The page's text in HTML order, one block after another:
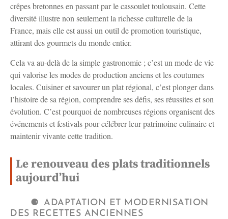
crêpes bretonnes en passant par le cassoulet toulousain. Cette
diversité illustre non seulement la richesse culturelle de la
France, mais elle est aussi un outil de promotion touristique,
attirant des gourmets du monde entier.
Cela va au-delà de la simple gastronomie ; c’est un mode de vie
qui valorise les modes de production anciens et les coutumes
locales. Cuisiner et savourer un plat régional, c’est plonger dans
l’histoire de sa région, comprendre ses défis, ses réussites et son
évolution. C’est pourquoi de nombreuses régions organisent des
événements et festivals pour célébrer leur patrimoine culinaire et
maintenir vivante cette tradition.
Le renouveau des plats traditionnels
aujourd’hui
ADAPTATION ET MODERNISATION
DES RECETTES ANCIENNES